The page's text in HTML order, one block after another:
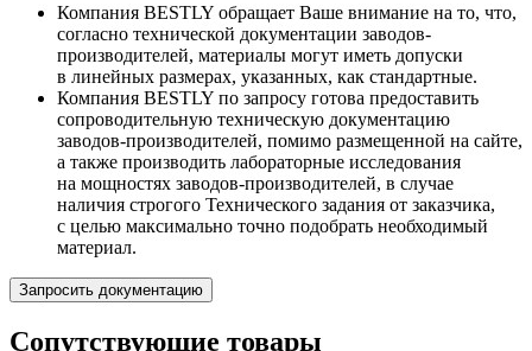
Компания BESTLY обращает Ваше внимание на то, что,
согласно технической документации заводов-
производителей, материалы могут иметь допуски
в линейных размерах, указанных, как стандартные.
Компания BESTLY по запросу готова предоставить
сопроводительную техническую документацию
заводов-производителей, помимо размещенной на сайте,
а также производить лабораторные исследования
на мощностях заводов-производителей, в случае
наличия строгого Технического задания от заказчика,
с целью максимально точно подобрать необходимый
материал.
Запросить документацию
Сопутствующие товары